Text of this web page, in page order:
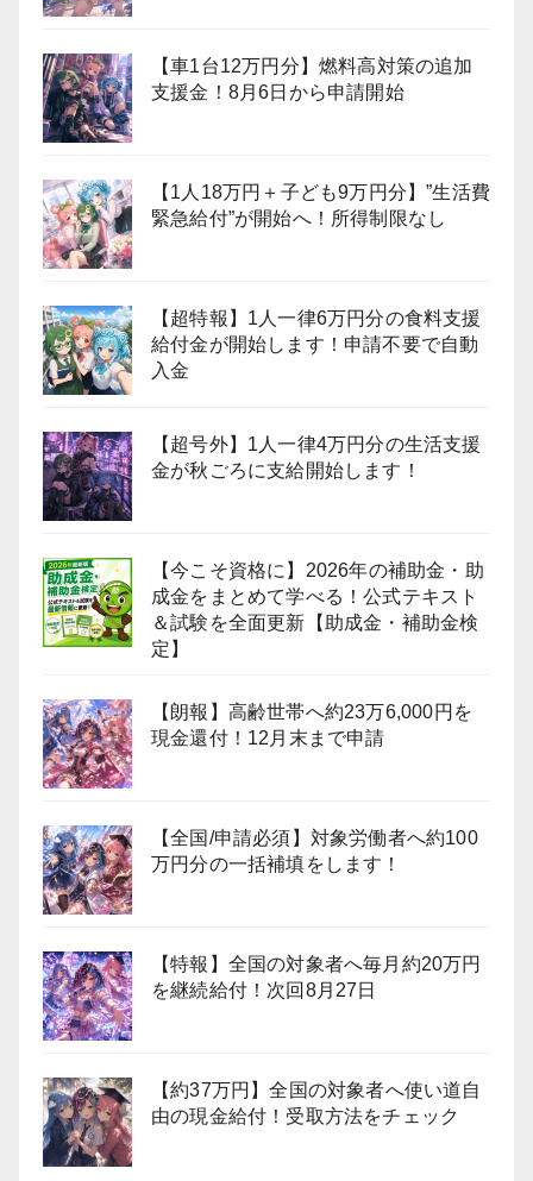
【車1台12万円分】燃料高対策の追加
支援金！8月6日から申請開始
【1人18万円＋子ども9万円分】”生活費
緊急給付”が開始へ！所得制限なし
【超特報】1人一律6万円分の食料支援
給付金が開始します！申請不要で自動
入金
【超号外】1人一律4万円分の生活支援
金が秋ごろに支給開始します！
【今こそ資格に】2026年の補助金・助
成金をまとめて学べる！公式テキスト
＆試験を全面更新【助成金・補助金検
定】
【朗報】高齢世帯へ約23万6,000円を
現金還付！12月末まで申請
【全国/申請必須】対象労働者へ約100
万円分の一括補填をします！
【特報】全国の対象者へ毎月約20万円
を継続給付！次回8月27日
【約37万円】全国の対象者へ使い道自
由の現金給付！受取方法をチェック